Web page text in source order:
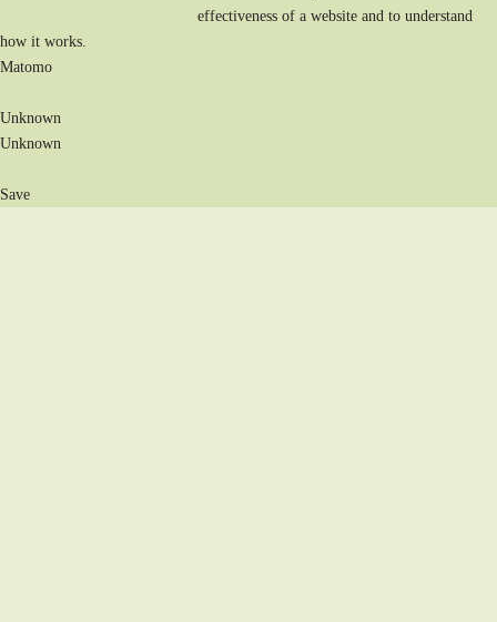
effectiveness of a website and to understand
how it works.
Matomo
Unknown
Unknown
Save